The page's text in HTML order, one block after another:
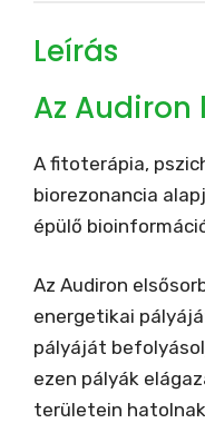
Leírás
Az
A fitoterápia,
biorezonancia
épülő
Az Audiron
energetikai
pályáját
ezen pályák
területein